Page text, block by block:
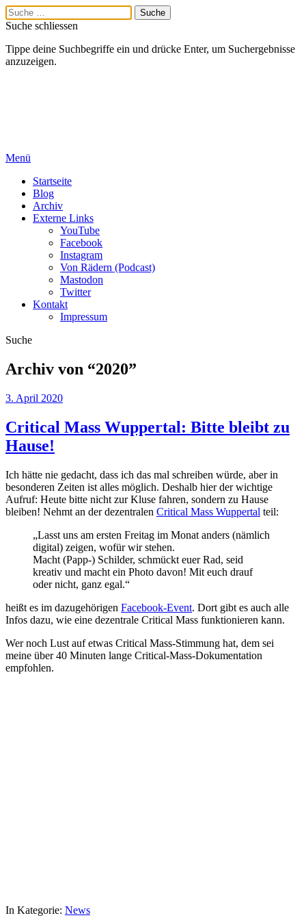
Suche schliessen
Tippe deine Suchbegriffe ein und drücke Enter, um Suchergebnisse
anzuzeigen.
Menü
Startseite
Blog
Archiv
Externe Links
YouTube
Facebook
Instagram
Von Rädern (Podcast)
Mastodon
Twitter
Kontakt
Impressum
Suche
Archiv von “2020”
3. April 2020
Critical Mass Wuppertal: Bitte bleibt zu
Hause!
Ich hätte nie gedacht, dass ich das mal schreiben würde, aber in
besonderen Zeiten ist alles möglich. Deshalb hier der wichtige
Aufruf: Heute bitte nicht zur Kluse fahren, sondern zu Hause
bleiben! Nehmt an der dezentralen Critical Mass Wuppertal teil:
„Lasst uns am ersten Freitag im Monat anders (nämlich
digital) zeigen, wofür wir stehen.
Macht (Papp-) Schilder, schmückt euer Rad, seid
kreativ und macht ein Photo davon! Mit euch drauf
oder nicht, ganz egal.“
heißt es im dazugehörigen Facebook-Event. Dort gibt es auch alle
Infos dazu, wie eine dezentrale Critical Mass funktionieren kann.
Wer noch Lust auf etwas Critical Mass-Stimmung hat, dem sei
meine über 40 Minuten lange Critical-Mass-Dokumentation
empfohlen.
In Kategorie: News